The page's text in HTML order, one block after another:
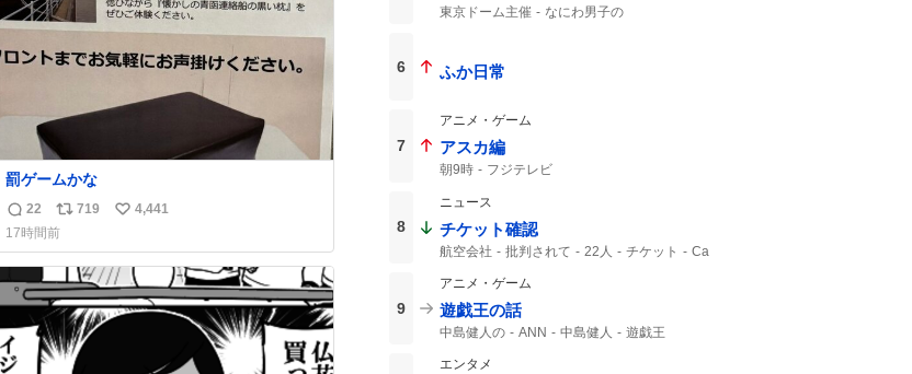
数
罰ゲームかな
返
信
数
22
リ
ポ
ス
ト
数
719
い
ね
数
4,441
17時間前
東京ドーム主催
なにわ男子の
6 ふか日常
7
アニメ・ゲーム
アスカ編
朝9時 フジテレビ
8
ニュース
チケット確認
航空会社 批判されて 22人 チケット Ca
9
アニメ・ゲーム
遊戯王の話
中島健人の ANN 中島健人 遊戯王
エンタメ